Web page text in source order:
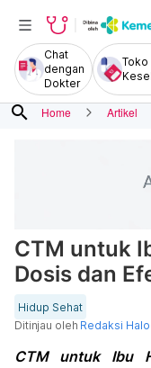
Chat
dengan
Dokter
Toko
search Home Artikel
CTM untuk
Dosis dan
Hidup Sehat
Ditinjau oleh Redaksi
CTM untuk Ibu